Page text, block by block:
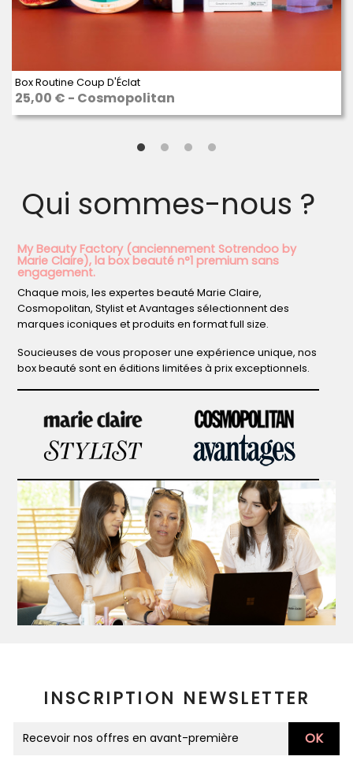
Box Routine Coup D'Éclat
25,00 € - Cosmopolitan
Qui sommes-nous ?
My Beauty Factory (anciennement Sotrendoo by
Marie Claire), la box beauté n°1 premium sans
engagement.
Chaque mois, les expertes beauté Marie Claire,
Cosmopolitan, Stylist et Avantages sélectionnent des
marques iconiques et produits en format full size.
Soucieuses de vous proposer une expérience unique, nos
box beauté sont en éditions limitées à prix exceptionnels.
INSCRIPTION NEWSLETTER